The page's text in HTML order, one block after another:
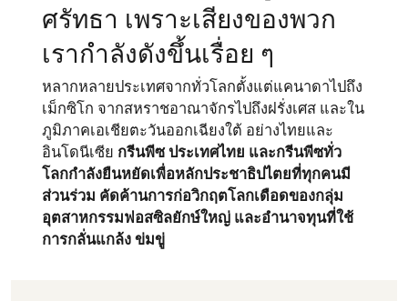
ศรัทธา เพราะเสียงของพวก
เรากำลังดังขึ้นเรื่อย ๆ
หลากหลายประเทศจากทั่วโลกตั้งแต่แคนาดาไปถึง
เม็กซิโก จากสหราชอาณาจักรไปถึงฝรั่งเศส และใน
ภูมิภาคเอเชียตะวันออกเฉียงใต้ อย่างไทยและ
อินโดนีเซีย กรีนพีซ ประเทศไทย และกรีนพีซทั่ว
โลกกำลังยืนหยัดเพื่อหลักประชาธิปไตยที่ทุกคนมี
ส่วนร่วม คัดค้านการก่อวิกฤตโลกเดือดของกลุ่ม
อุตสาหกรรมฟอสซิลยักษ์ใหญ่ และอำนาจทุนที่ใช้
การกลั่นแกล้ง ข่มขู่